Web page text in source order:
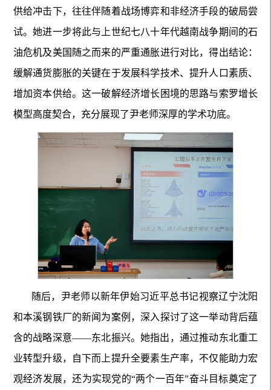
供给冲击下，往往伴随着战场博弈和非经济手段的破局尝
试。她进一步将此与上世纪七八十年代越南战争期间的石
油危机及美国随之而来的严重通胀进行对比，得出结论：
缓解通货膨胀的关键在于发展科学技术、提升人口素质、
增加资本供给。这一破解经济增长困境的思路与索罗增长
模型高度契合，充分展现了尹老师深厚的学术功底。
随后，尹老师以新年伊始习近平总书记视察辽宁沈阳
和本溪钢铁厂的新闻为案例，深入探讨了这一举动背后蕴
含的战略深意——东北振兴。她指出，通过推动东北重工
业转型升级，自下而上提升全要素生产率，不仅能助力宏
观经济发展，还为实现党的“两个一百年”奋斗目标奠定了